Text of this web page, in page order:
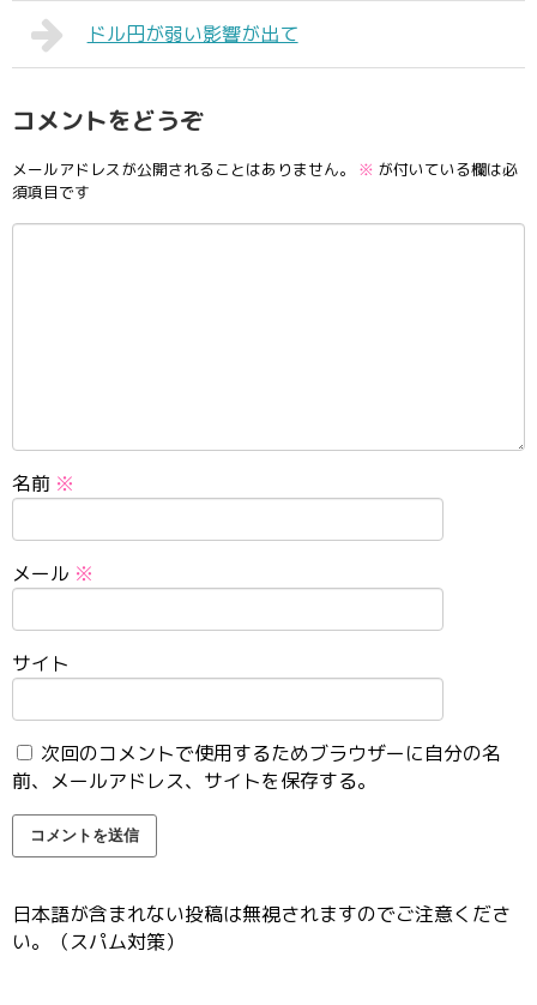
ドル円が弱い影響が出て
コメントをどうぞ
メールアドレスが公開されることはありません。 ※ が付いている欄は必
須項目です
名前 ※
メール ※
サイト
次回のコメントで使用するためブラウザーに自分の名
前、メールアドレス、サイトを保存する。
日本語が含まれない投稿は無視されますのでご注意くださ
い。（スパム対策）